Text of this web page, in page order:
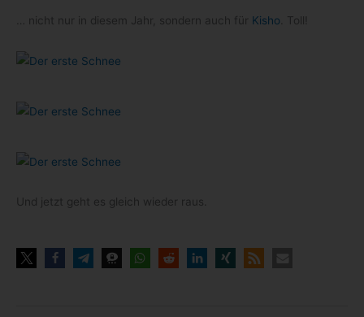
… nicht nur in die­sem Jahr, son­dern auch für Kisho . Toll!
Und jetzt geht es gleich wie­der raus.